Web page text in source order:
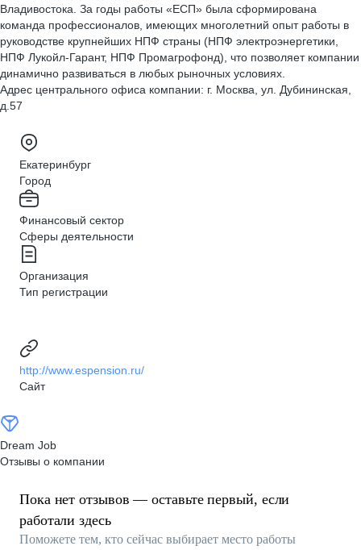
Владивостока. За годы работы «ЕСП» была сформирована
команда профессионалов, имеющих многолетний опыт работы в
руководстве крупнейших НПФ страны (НПФ электроэнергетики,
НПФ Лукойл-Гарант, НПФ Промагрофонд), что позволяет компании
динамично развиваться в любых рыночных условиях.
Адрес центрального офиса компании: г. Москва, ул. Дубининская,
д.57
Екатеринбург
Город
Финансовый сектор
Сферы деятельности
Организация
Тип регистрации
http://www.espension.ru/
Сайт
Dream Job
Отзывы о компании
Пока нет отзывов — оставьте первый, если
работали здесь
Поможете тем, кто сейчас выбирает место работы